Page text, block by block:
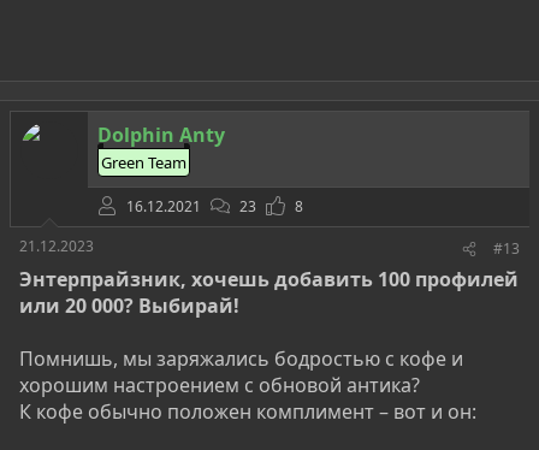
Dolphin Anty
Green Team
16.12.2021 23
8
21.12.2023
#13
Энтерпрайзник, хочешь добавить 100 профилей
или 20 000? Выбирай!
Помнишь, мы заряжались бодростью с кофе и
хорошим настроением с обновой антика?
К кофе обычно положен комплимент – вот и он: